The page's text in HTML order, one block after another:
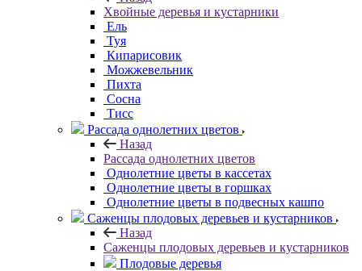
Хвойные деревья и кустарники
Ель
Туя
Кипарисовик
Можжевельник
Пихта
Сосна
Тисc
Рассада однолетних цветов
Назад
Рассада однолетних цветов
Однолетние цветы в кассетах
Однолетние цветы в горшках
Однолетние цветы в подвесных кашпо
Саженцы плодовых деревьев и кустарников
Назад
Саженцы плодовых деревьев и кустарников
Плодовые деревья